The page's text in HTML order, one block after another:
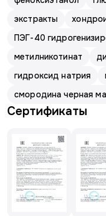
экстракты
ПЭГ-40
метилникотинат
гидроксид натрия
смородина черная
Сертификаты